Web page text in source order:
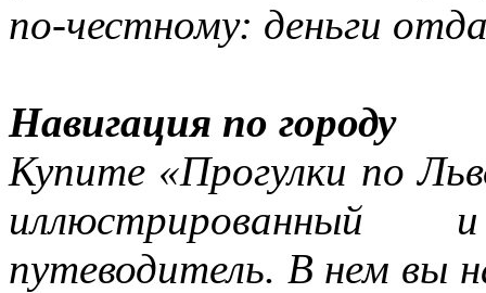
по-честному: деньги
Навигация по городу
Купите «Прогулки по
путеводитель. В нем вы